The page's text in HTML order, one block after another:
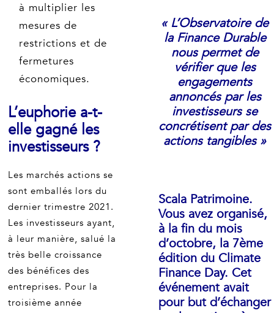
« L’Observatoire de
la Finance Durable
nous permet de
vérifier que les
engagements
annoncés par les
investisseurs se
concrétisent par des
actions tangibles »
Scala Patrimoine.
Vous avez organisé,
à la fin du mois
d’octobre, la 7ème
édition du Climate
Finance Day. Cet
événement avait
pour but d’échanger
à multiplier les
mesures de
restrictions et de
fermetures
économiques.
L’euphorie a-t-
elle gagné les
investisseurs ?
Les marchés actions se
sont emballés lors du
dernier trimestre 2021.
Les investisseurs ayant,
à leur manière, salué la
très belle croissance
des bénéfices des
entreprises. Pour la
troisième année